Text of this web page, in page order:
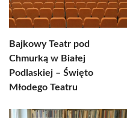
Bajkowy Teatr pod
Chmurką w Białej
Podlaskiej – Święto
Młodego Teatru